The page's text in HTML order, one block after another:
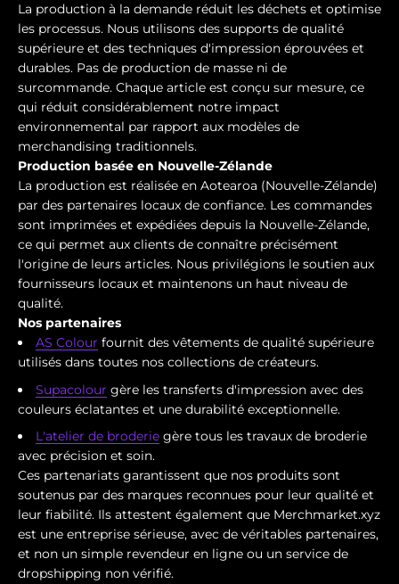
La production à la demande réduit les déchets et optimise
les processus. Nous utilisons des supports de qualité
supérieure et des techniques d'impression éprouvées et
durables. Pas de production de masse ni de
surcommande. Chaque article est conçu sur mesure, ce
qui réduit considérablement notre impact
environnemental par rapport aux modèles de
merchandising traditionnels.
Production basée en Nouvelle-Zélande
La production est réalisée en Aotearoa (Nouvelle-Zélande)
par des partenaires locaux de confiance. Les commandes
sont imprimées et expédiées depuis la Nouvelle-Zélande,
ce qui permet aux clients de connaître précisément
l'origine de leurs articles. Nous privilégions le soutien aux
fournisseurs locaux et maintenons un haut niveau de
qualité.
Nos partenaires
AS Colour fournit des vêtements de qualité supérieure
utilisés dans toutes nos collections de créateurs.
Supacolour gère les transferts d'impression avec des
couleurs éclatantes et une durabilité exceptionnelle.
L'atelier de broderie gère tous les travaux de broderie
avec précision et soin.
Ces partenariats garantissent que nos produits sont
soutenus par des marques reconnues pour leur qualité et
leur fiabilité. Ils attestent également que Merchmarket.xyz
est une entreprise sérieuse, avec de véritables partenaires,
et non un simple revendeur en ligne ou un service de
dropshipping non vérifié.